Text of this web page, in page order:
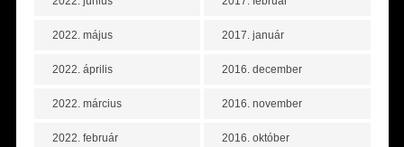
2022. május
2022. április
2022. március
2022. február
2017. január
2016. december
2016. november
2016. október